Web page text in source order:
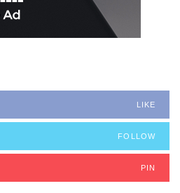
LIKE
FOLLOW
PIN